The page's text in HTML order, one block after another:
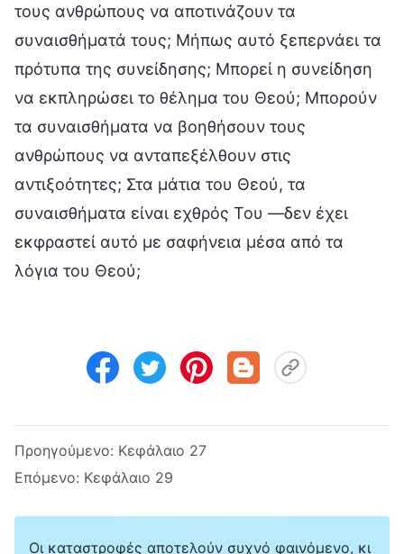
τους ανθρώπους να αποτινάζουν τα
συναισθήματά τους; Μήπως αυτό ξεπερνάει τα
πρότυπα της συνείδησης; Μπορεί η συνείδηση
να εκπληρώσει το θέλημα του Θεού; Μπορούν
τα συναισθήματα να βοηθήσουν τους
ανθρώπους να ανταπεξέλθουν στις
αντιξοότητες; Στα μάτια του Θεού, τα
συναισθήματα είναι εχθρός Του —δεν έχει
εκφραστεί αυτό με σαφήνεια μέσα από τα
λόγια του Θεού;
Προηγούμενο: Κεφάλαιο 27
Επόμενο: Κεφάλαιο 29
Οι καταστροφές αποτελούν συχνό φαινόμενο, κι